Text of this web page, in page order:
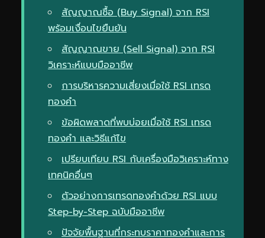
สัญญาณซื้อ (Buy Signal) จาก RSI
พร้อมเงื่อนไขยืนยัน
สัญญาณขาย (Sell Signal) จาก RSI
วิเคราะห์แบบมืออาชีพ
การบริหารความเสี่ยงเมื่อใช้ RSI เทรด
ทองคำ
ข้อผิดพลาดที่พบบ่อยเมื่อใช้ RSI เทรด
ทองคำ และวิธีแก้ไข
เปรียบเทียบ RSI กับเครื่องมือวิเคราะห์ทาง
เทคนิคอื่นๆ
ตัวอย่างการเทรดทองคำด้วย RSI แบบ
Step-by-Step ฉบับมืออาชีพ
ปัจจัยพื้นฐานที่กระทบราคาทองคำและการ